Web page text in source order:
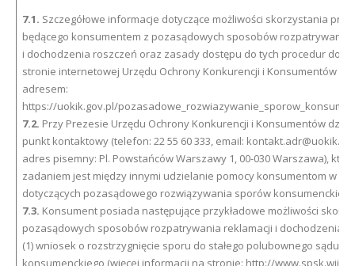
7.1. Szczegółowe informacje dotyczące możliwości skorzystania
będącego konsumentem z pozasądowych sposobów rozpatrywania
i dochodzenia roszczeń oraz zasady dostępu do tych procedur
stronie internetowej Urzędu Ochrony Konkurencji i Konsumentów
adresem:
https://uokik.gov.pl/
7.2. Przy Prezesie Urzędu Ochrony Konkurencji i Konsumentów
punkt kontaktowy (telefon: 22 55 60 333, email:
adres pisemny: Pl. Powstańców Warszawy 1, 00-030 Warszawa),
zadaniem jest między innymi udzielanie pomocy konsumentom w
dotyczących pozasądowego rozwiązywania sporów konsumenckich.
7.3. Konsument posiada następujące przykładowe możliwości
pozasądowych sposobów rozpatrywania reklamacji i dochodzenia
(1) wniosek o rozstrzygnięcie sporu do stałego polubownego sądu
konsumenckiego (więcej informacji na stronie: http://